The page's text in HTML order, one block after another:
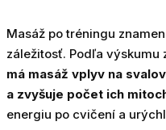
Masáž po tréningu
záležitosť. Podľa výskumu
má masáž vplyv na
a zvyšuje počet ich
energiu po cvičení a